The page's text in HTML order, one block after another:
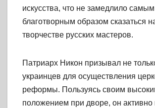
искусства, что не замедлило самым
благотворным образом сказаться
творчестве русских мастеров.
Патриарх Никон призывал не
украинцев для осуществления
реформы. Пользуясь своим
положением при дворе, он активно